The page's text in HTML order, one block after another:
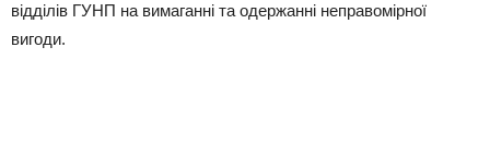
відділів ГУНП на вимаганні та одержанні неправомірної
вигоди.